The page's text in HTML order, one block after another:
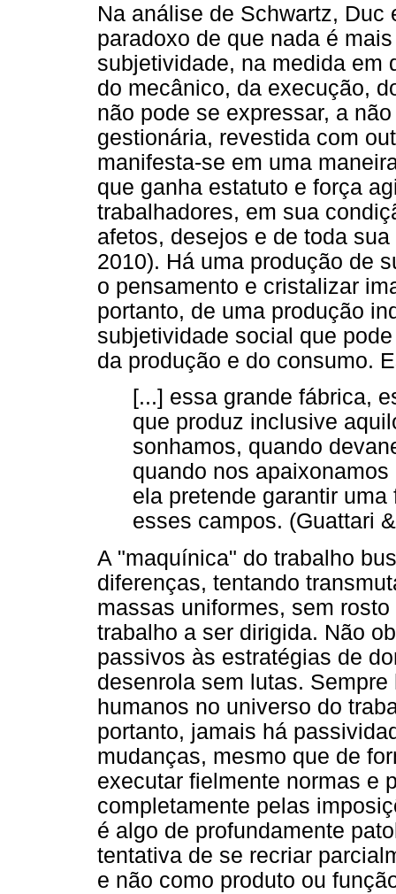
Na análise de Schwartz, Duc
paradoxo de que nada é
subjetividade, na medida em
do mecânico, da execução,
não pode se expressar, a
gestionária, revestida com
manifesta-se em uma
que ganha estatuto e força
trabalhadores, em sua
afetos, desejos e de toda
2010). Há uma produção de
o pensamento e cristalizar
portanto, de uma produção
subjetividade social que
da produção e do consumo.
[...] essa grande fábrica,
que produz inclusive
sonhamos, quando
quando nos
ela pretende garantir
esses campos. (Guattari
A "maquínica" do trabalho
diferenças, tentando
massas uniformes, sem
trabalho a ser dirigida. Não
passivos às estratégias de
desenrola sem lutas.
humanos no universo do
portanto, jamais há
mudanças, mesmo que de
executar fielmente normas e
completamente pelas
é algo de profundamente
tentativa de se recriar
e não como produto ou